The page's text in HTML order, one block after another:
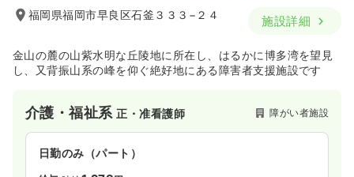
福岡県福岡市早良区石釜３３３−２４ 施設詳細
金山の麓の山紫水明な丘陵地に所在し、はるかに博多湾を望見
し、又背振山系の峰を仰ぐ絶好地にある障害者支援施設です
介護・福祉系正・准看護師 障がい者施設
日勤のみ（パート）